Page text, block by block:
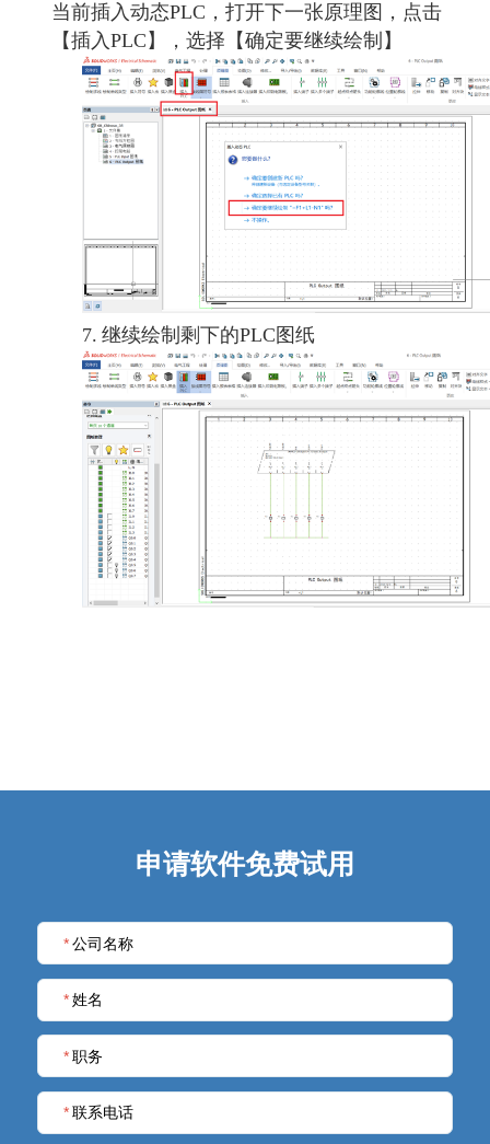
当前插入动态PLC，打开下一张原理图，点击
【插入PLC】，选择【确定要继续绘制】
7. 继续绘制剩下的PLC图纸
申请软件免费试用
* 公司名称
* 姓名
* 职务
* 联系电话